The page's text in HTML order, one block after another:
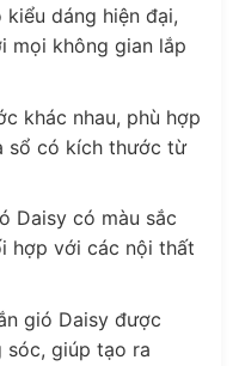
dáng hiện đại,
mọi không gian lắp
khác nhau, phù hợp
sổ có kích thước từ
Daisy có màu sắc
hợp với các nội thất
gió Daisy được
sóc, giúp tạo ra